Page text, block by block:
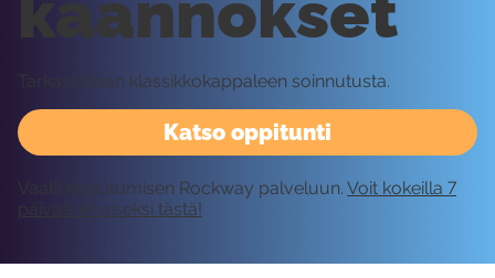
Katso oppitunti
Tarkastellaan klassikkokappaleen soinnutusta.
Vaatii kirjautumisen Rockway palveluun. Voit kokeilla 7
päivää ilmaiseksi tästä!